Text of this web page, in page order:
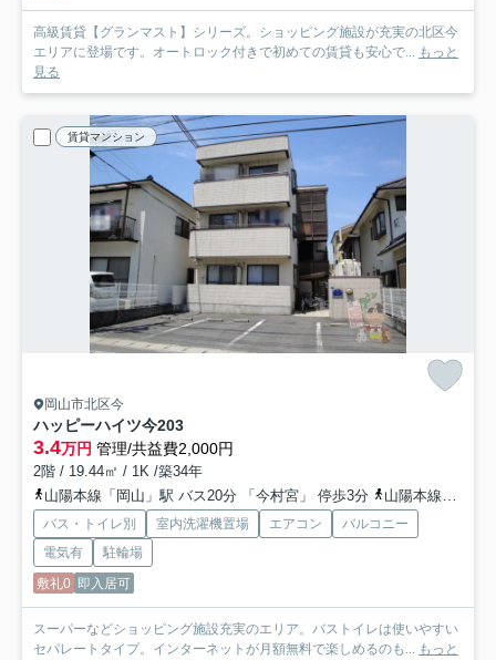
高級賃貸【グランマスト】シリーズ。ショッピング施設が充実の北区今
エリアに登場です。オートロック付きで初めての賃貸も安心で... もっと
見る
賃貸マンション
岡山市北区今
ハッピーハイツ今203
3.4万円 管理/共益費2,000円
2階 / 19.44㎡ / 1K /築34年
山陽本線「岡山」駅 バス20分 「今村宮」 停歩3分
山陽本線「北長瀬」駅 徒歩21分
バス・トイレ別 室内洗濯機置場 エアコン
バルコニー
電気有
駐輪場
敷礼0 即入居可
スーパーなどショッピング施設充実のエリア。バストイレは使いやすい
セパレートタイプ。インターネットが月額無料で楽しめるのも... もっと